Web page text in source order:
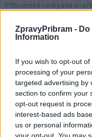
ZpravyPribram -
Information
If you wish to opt-out
processing of your
targeted advertising by
section to confirm your
opt-out request is
interest-based ads
us or personal
Příbramská neckyáda a i